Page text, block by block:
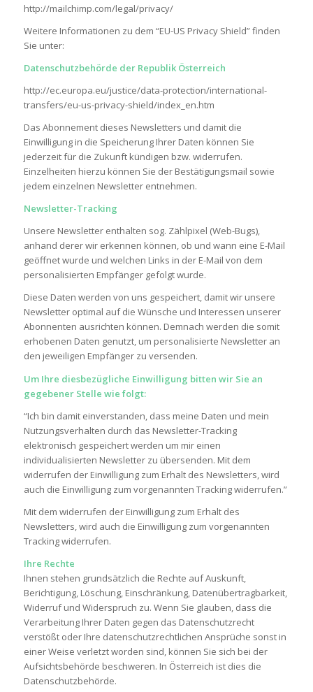
http://mailchimp.com/legal/privacy/
Weitere Informationen zu dem “EU-US Privacy Shield” finden
Sie unter:
Datenschutzbehörde der Republik Österreich
http://ec.europa.eu/justice/data-protection/international-
transfers/eu-us-privacy-shield/index_en.htm
Das Abonnement dieses Newsletters und damit die
Einwilligung in die Speicherung Ihrer Daten können Sie
jederzeit für die Zukunft kündigen bzw. widerrufen.
Einzelheiten hierzu können Sie der Bestätigungsmail sowie
jedem einzelnen Newsletter entnehmen.
Newsletter-Tracking
Unsere Newsletter enthalten sog. Zählpixel (Web-Bugs),
anhand derer wir erkennen können, ob und wann eine E-Mail
geöffnet wurde und welchen Links in der E-Mail von dem
personalisierten Empfänger gefolgt wurde.
Diese Daten werden von uns gespeichert, damit wir unsere
Newsletter optimal auf die Wünsche und Interessen unserer
Abonnenten ausrichten können. Demnach werden die somit
erhobenen Daten genutzt, um personalisierte Newsletter an
den jeweiligen Empfänger zu versenden.
Um Ihre diesbezügliche Einwilligung bitten wir Sie an
gegebener Stelle wie folgt:
“Ich bin damit einverstanden, dass meine Daten und mein
Nutzungsverhalten durch das Newsletter-Tracking
elektronisch gespeichert werden um mir einen
individualisierten Newsletter zu übersenden. Mit dem
widerrufen der Einwilligung zum Erhalt des Newsletters, wird
auch die Einwilligung zum vorgenannten Tracking widerrufen.”
Mit dem widerrufen der Einwilligung zum Erhalt des
Newsletters, wird auch die Einwilligung zum vorgenannten
Tracking widerrufen.
Ihre Rechte
Ihnen stehen grundsätzlich die Rechte auf Auskunft,
Berichtigung, Löschung, Einschränkung, Datenübertragbarkeit,
Widerruf und Widerspruch zu. Wenn Sie glauben, dass die
Verarbeitung Ihrer Daten gegen das Datenschutzrecht
verstößt oder Ihre datenschutzrechtlichen Ansprüche sonst in
einer Weise verletzt worden sind, können Sie sich bei der
Aufsichtsbehörde beschweren. In Österreich ist dies die
Datenschutzbehörde.